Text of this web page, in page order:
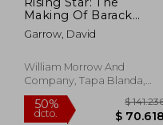
Making Of Barack
Obama (en Inglés)
Garrow, David
William Morrow And
Company, Tapa Blanda,
Nuevo